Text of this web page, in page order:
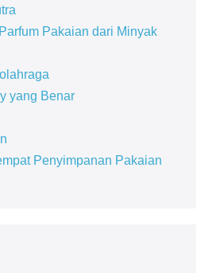
Pakaian dari Minyak
yang Benar
Penyimpanan Pakaian